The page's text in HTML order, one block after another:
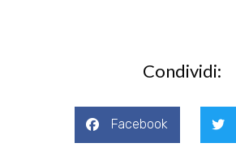
Condividi:
Facebook